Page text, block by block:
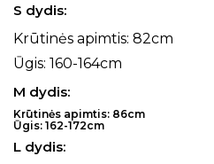
S dydis:
Krūtinės apimtis: 82cm
Ūgis: 160-164cm
M dydis:
Krūtinės apimtis: 86cm
Ūgis: 162-172cm
L dydis: